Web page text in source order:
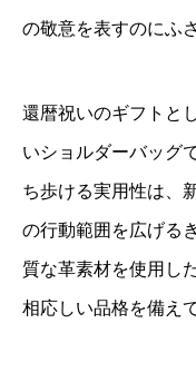
の敬意を表すのにふ
還暦祝いのギフトと
いショルダーバッグ
ち歩ける実用性は、
の行動範囲を広げる
質な革素材を使用し
相応しい品格を備え